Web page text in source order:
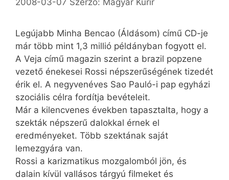
2008-03-07 Szerző: Magyar Kurír
Legújabb Minha Bencao (Áldásom) című CD-je
már több mint 1,3 millió példányban fogyott el.
A Veja című magazin szerint a brazil popzene
vezető énekesei Rossi népszerűségének tizedét
érik el. A negyvenéves Sao Pauló-i pap egyházi
szociális célra fordítja bevételeit.
Már a kilencvenes években tapasztalta, hogy a
szekták népszerű dalokkal érnek el
eredményeket. Több szektának saját
lemezgyára van.
Rossi a karizmatikus mozgalomból jön, és
dalain kívül vallásos tárgyú filmeket és